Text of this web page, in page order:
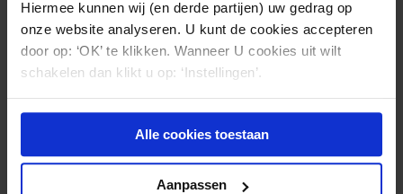
Hiermee kunnen wij (en derde partijen) uw gedrag op
onze website analyseren. U kunt de cookies accepteren
door op: ‘OK’ te klikken. Wanneer U cookies uit wilt
schakelen dan klikt u op: ‘Instellingen’.
Alle cookies toestaan
Aanpassen